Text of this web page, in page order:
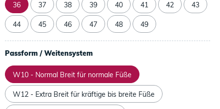
36 37 38 39 40 41 42 43
44 45 46 47 48 49
Passform / Weitensystem
W10 - Normal Breit für normale Füße
W12 - Extra Breit für kräftige bis breite Füße